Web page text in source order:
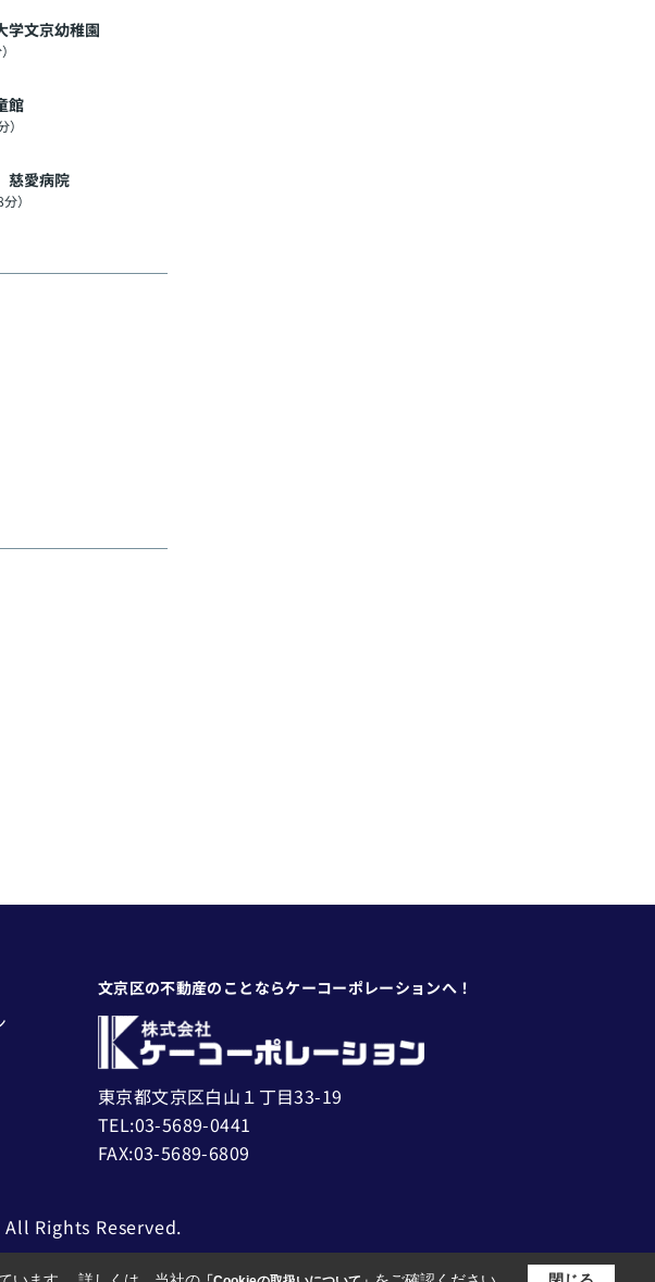
学文京幼稚園
館
愛病院
）
文京区の不動産のことならケーコーポレーションへ！
東京都文京区白山１丁目33-19
TEL:03-5689-0441
FAX:03-5689-6809
Rights Reserved.